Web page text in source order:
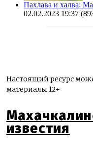
Пахлава и халва:
02.02.2023 19:37
Настоящий ресурс
материалы 12+
известия